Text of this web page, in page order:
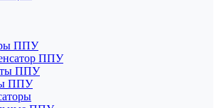
ППУ
ППУ
ППУ
ППУ